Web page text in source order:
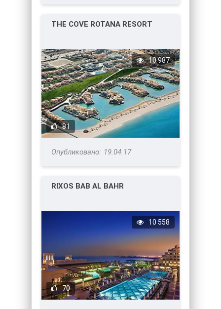
THE COVE ROTANA RESORT
81
10 987
19.04.17
RIXOS BAB AL BAHR
70
10 558